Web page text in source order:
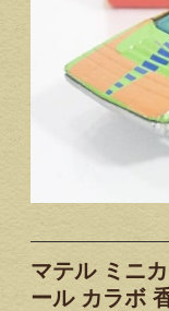
マテル ミニ
ール カラボ